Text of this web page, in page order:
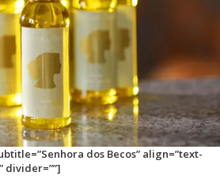
dos Becos” align=”text-
divider=””]